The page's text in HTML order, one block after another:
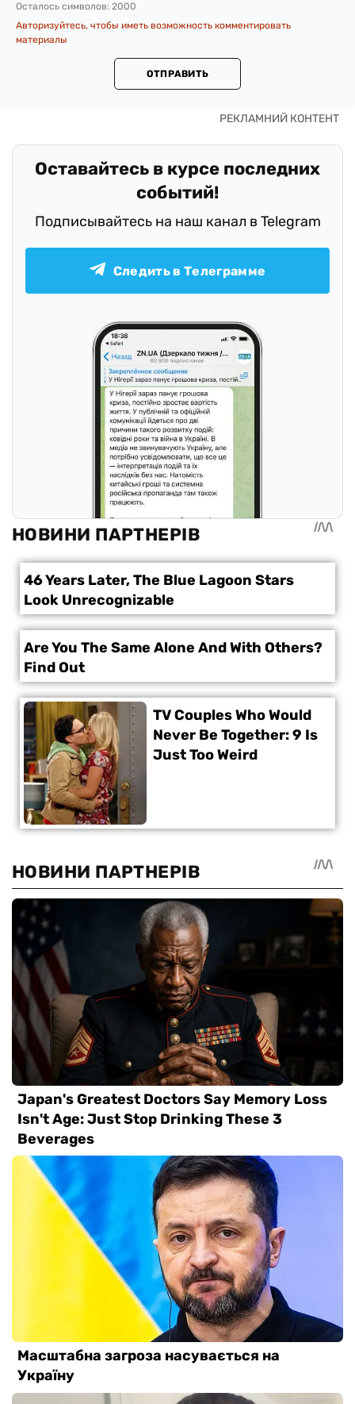
Осталось символов: 2000
Авторизуйтесь, чтобы иметь возможность комментировать
материалы
ОТПРАВИТЬ
Оставайтесь в курсе последних
событий!
Подписывайтесь на наш канал в Telegram
Следить в Телеграмме